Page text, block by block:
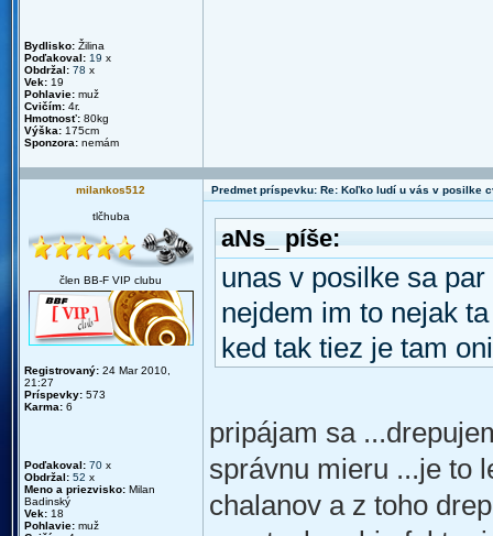
Bydlisko: Žilina
Poďakoval: 19 x
Obdržal: 78 x
Vek: 19
Pohlavie: muž
Cvičím: 4r.
Hmotnosť: 80kg
Výška: 175cm
Sponzora: nemám
milankos512 Predmet príspevku: Re: Koľko ludí u vás v posilke
tlčhuba
člen BB-F VIP clubu
Registrovaný: 24 Mar 2010,
21:27
Príspevky: 573
Karma: 6
Poďakoval: 70 x
Obdržal: 52 x
Meno a priezvisko: Milan
Badinský
Vek: 18
Pohlavie: muž
aNs_ píše:
unas v posilke sa
nejdem im to nejak
ked tak tiez je tam
pripájam sa
správnu mieru ...je to
chalanov a z toho